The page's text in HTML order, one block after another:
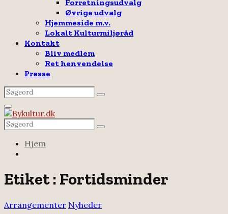
Forretningsudvalg
Øvrige udvalg
Hjemmeside m.v.
Lokalt Kulturmiljøråd
Kontakt
Bliv medlem
Ret henvendelse
Presse
Search
for:
Search
Facebook
Email
Rss
Primary
Menu
Search
for:
Search
Hjem
Etiket : Fortidsminder
Arrangementer Nyheder